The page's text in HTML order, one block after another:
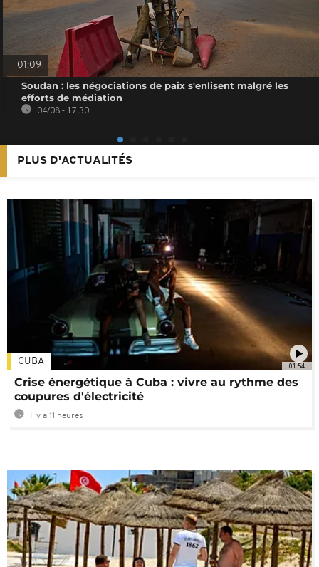
01:09
Soudan : les négociations de paix s'enlisent malgré les
efforts de médiation
04/08 - 17:30
PLUS D'ACTUALITÉS
01:54
CUBA
Crise énergétique à Cuba : vivre au rythme des
coupures d'électricité
Il y a 11 heures